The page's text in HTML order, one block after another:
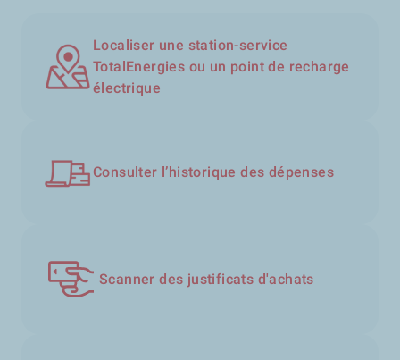
Localiser une station-service
TotalEnergies ou un point de recharge
électrique
Consulter l’historique des dépenses
Scanner des justificats d'achats